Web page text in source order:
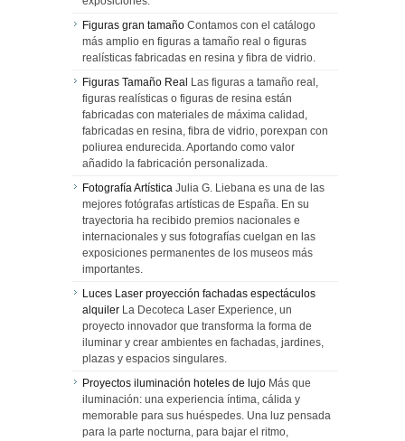
Figuras gran tamaño Contamos con el catálogo
más amplio en figuras a tamaño real o figuras
realísticas fabricadas en resina y fibra de vidrio.
Figuras Tamaño Real Las figuras a tamaño real,
figuras realísticas o figuras de resina están
fabricadas con materiales de máxima calidad,
fabricadas en resina, fibra de vidrio, porexpan con
poliurea endurecida. Aportando como valor
añadido la fabricación personalizada.
Fotografía Artística Julia G. Liebana es una de las
mejores fotógrafas artísticas de España. En su
trayectoria ha recibido premios nacionales e
internacionales y sus fotografías cuelgan en las
exposiciones permanentes de los museos más
importantes.
Luces Laser proyección fachadas espectáculos
alquiler La Decoteca Laser Experience, un
proyecto innovador que transforma la forma de
iluminar y crear ambientes en fachadas, jardines,
plazas y espacios singulares.
Proyectos iluminación hoteles de lujo Más que
iluminación: una experiencia íntima, cálida y
memorable para sus huéspedes. Una luz pensada
para la parte nocturna, para bajar el ritmo,